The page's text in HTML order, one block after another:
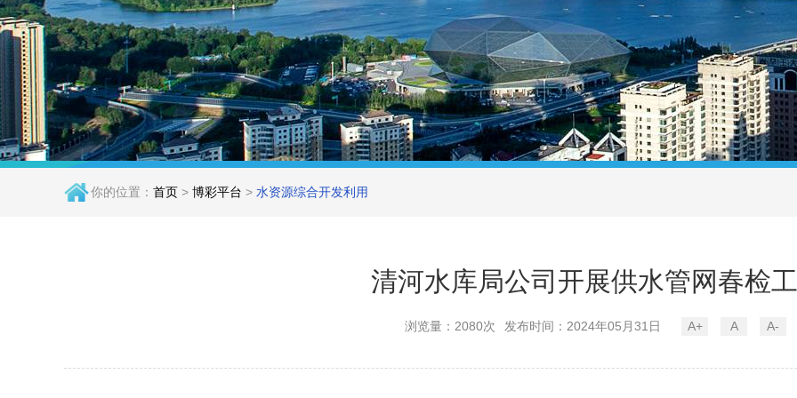
你的位置： 首页 > 博彩平台 > 水资源综合开发利用
清河水库局公司开展供水管网春检
浏览量：2080次 发布时间：2024年05月31日 A+ A A-